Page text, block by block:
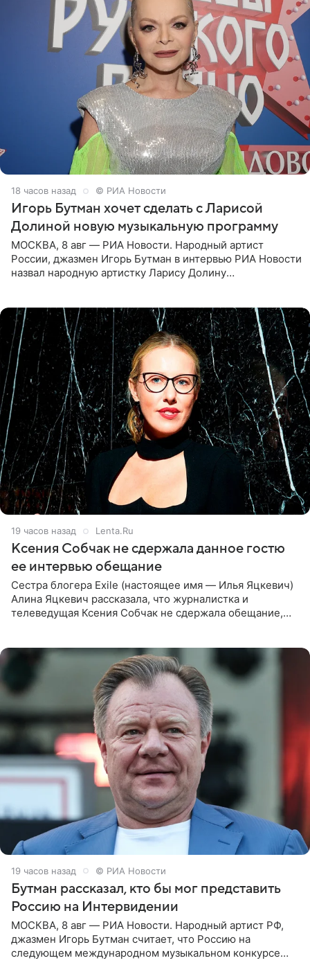
18 часов назад © РИА Новости
Игорь Бутман хочет сделать с Ларисой
Долиной новую музыкальную программу
МОСКВА, 8 авг — РИА Новости. Народный артист
России, джазмен Игорь Бутман в интервью РИА Новости
назвал народную артистку Ларису Долину
19 часов назад Lenta.Ru
Ксения Собчак не сдержала данное гостю
ее интервью обещание
Сестра блогера Exile (настоящее имя — Илья Яцкевич)
Алина Яцкевич рассказала, что журналистка и
телеведущая Ксения Собчак не сдержала обещание,
19 часов назад © РИА Новости
Бутман рассказал, кто бы мог представить
Россию на Интервидении
МОСКВА, 8 авг — РИА Новости. Народный артист РФ,
джазмен Игорь Бутман считает, что Россию на
следующем международном музыкальном конкурсе